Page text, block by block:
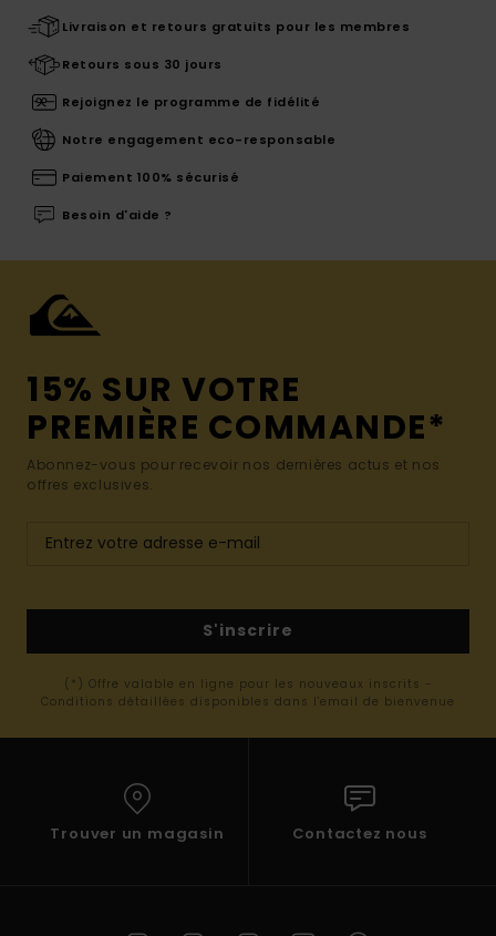
Livraison et retours gratuits pour les membres
Retours sous 30 jours
Rejoignez le programme de fidélité
Notre engagement eco-responsable
Paiement 100% sécurisé
Besoin d'aide ?
15% SUR VOTRE
PREMIÈRE COMMANDE*
Abonnez-vous pour recevoir nos dernières actus et nos
offres exclusives.
S'inscrire
(*) Offre valable en ligne pour les nouveaux inscrits -
Conditions détaillées disponibles dans l'email de bienvenue
Trouver un magasin Contactez nous